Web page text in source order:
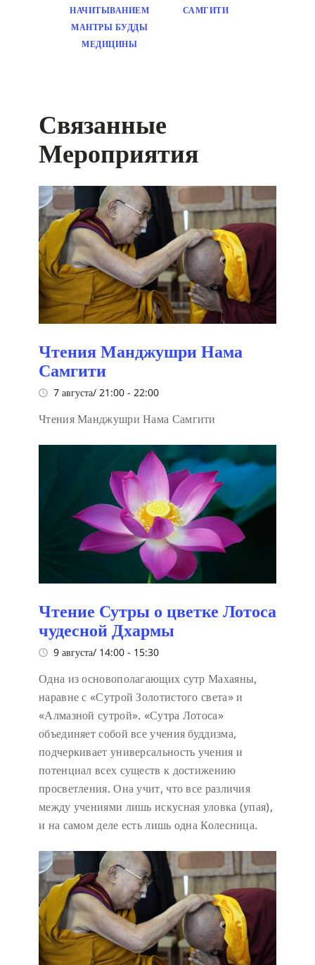
НАЧИТЫВАНИЕМ
МАНТРЫ БУДДЫ
МЕДИЦИНЫ
САМГИТИ
Связанные
Мероприятия
Чтения Манджушри Нама
Самгити
7 августа/ 21:00 - 22:00
Чтения Манджушри Нама Самгити
Чтение Сутры о цветке Лотоса
чудесной Дхармы
9 августа/ 14:00 - 15:30
Одна из основополагающих сутр Махаяны,
наравне с «Сутрой Золотистого света» и
«Алмазной сутрой». «Сутра Лотоса»
объединяет собой все учения буддизма,
подчеркивает универсальность учения и
потенциал всех существ к достижению
просветления. Она учит, что все различия
между учениями лишь искусная уловка (упая),
и на самом деле есть лишь одна Колесница.